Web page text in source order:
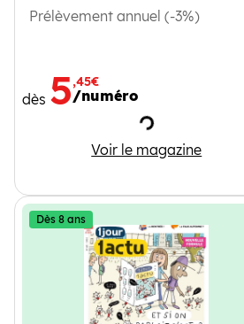
Prélèvement annuel (-3%)
dès 5,45€
/numéro
Chargement
Voir le magazine
Wapiti
Dès 8 ans